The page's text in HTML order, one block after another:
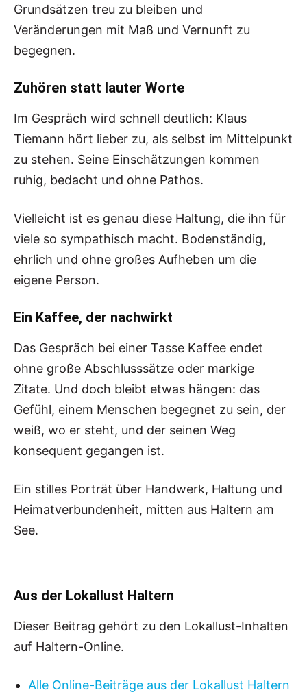
Grundsätzen treu zu bleiben und
Veränderungen mit Maß und Vernunft zu
begegnen.
Zuhören statt lauter Worte
Im Gespräch wird schnell deutlich: Klaus
Tiemann hört lieber zu, als selbst im Mittelpunkt
zu stehen. Seine Einschätzungen kommen
ruhig, bedacht und ohne Pathos.
Vielleicht ist es genau diese Haltung, die ihn für
viele so sympathisch macht. Bodenständig,
ehrlich und ohne großes Aufheben um die
eigene Person.
Ein Kaffee, der nachwirkt
Das Gespräch bei einer Tasse Kaffee endet
ohne große Abschlusssätze oder markige
Zitate. Und doch bleibt etwas hängen: das
Gefühl, einem Menschen begegnet zu sein, der
weiß, wo er steht, und der seinen Weg
konsequent gegangen ist.
Ein stilles Porträt über Handwerk, Haltung und
Heimatverbundenheit, mitten aus Haltern am
See.
Aus der Lokallust Haltern
Dieser Beitrag gehört zu den Lokallust-Inhalten
auf Haltern-Online.
Alle Online-Beiträge aus der Lokallust Haltern